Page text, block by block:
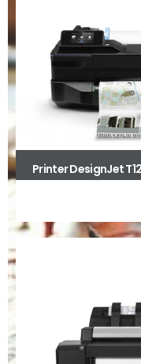
Printer DesignJet